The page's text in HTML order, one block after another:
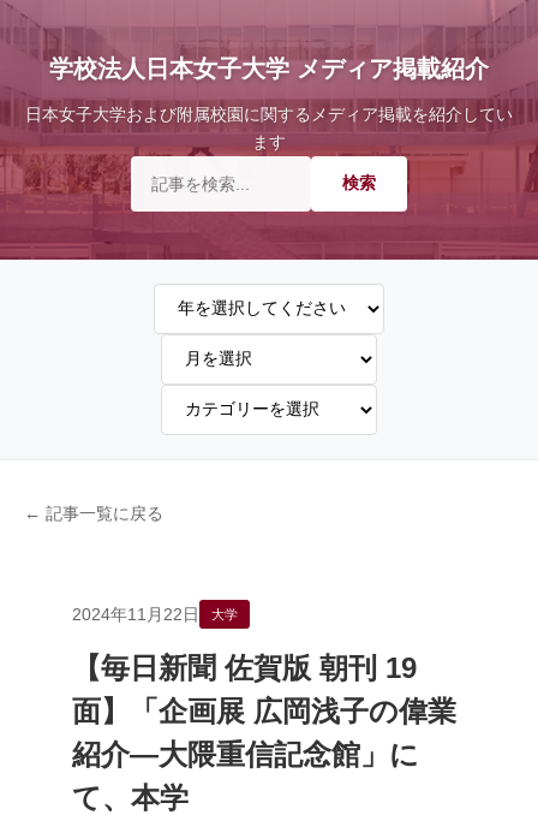
学校法人日本女子大学 メディア掲載紹介
日本女子大学および附属校園に関するメディア掲載を紹介してい
ます
← 記事一覧に戻る
2024年11月22日 大学
【毎日新聞 佐賀版 朝刊 19
面】「企画展 広岡浅子の偉業
紹介―大隈重信記念館」に
て、本学